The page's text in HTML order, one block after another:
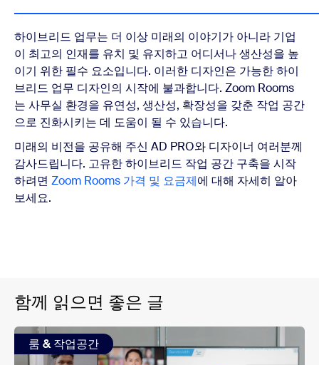
하이브리드 업무는 더 이상 미래의 이야기가 아니라 기업
이 최고의 인재를 유치 및 유지하고 어디서나 생산성을 높
이기 위한 필수 요소입니다. 이러한 디자인은 가능한 하이
브리드 업무 디자인의 시작에 불과합니다. Zoom Rooms
는 사무실 환경을 유연성, 생산성, 확장성을 갖춘 작업 공간
으로 진화시키는 데 도움이 될 수 있습니다.
미래의 비전을 공유해 주신 AD PRO와 디자이너 여러분께
감사드립니다. 고유한 하이브리드 작업 공간 구축을 시작
하려면 Zoom Rooms 가격 및 요금제에 대해 자세히 알아
보세요.
함께 읽으면 좋은 글
룸 & 작업공간